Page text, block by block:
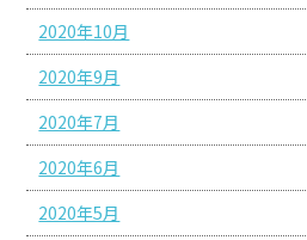
2020年10月
2020年9月
2020年7月
2020年6月
2020年5月